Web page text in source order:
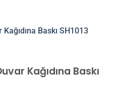
Kağıdına Baskı